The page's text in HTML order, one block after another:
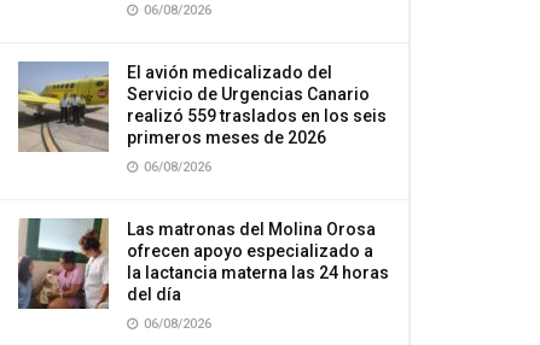
06/08/2026
El avión medicalizado del
Servicio de Urgencias Canario
realizó 559 traslados en los seis
primeros meses de 2026
06/08/2026
Las matronas del Molina Orosa
ofrecen apoyo especializado a
la lactancia materna las 24 horas
del día
06/08/2026